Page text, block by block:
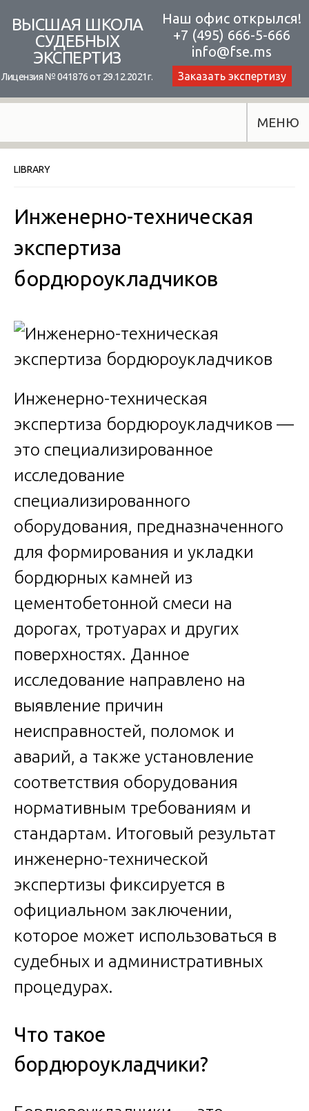
content
ВЫСШАЯ ШКОЛА
СУДЕБНЫХ
ЭКСПЕРТИЗ
Лицензия № 041876 от 29.12.2021г.
Наш офис открылся!
+7 (495) 666-5-666
info@fse.ms
Заказать экспертизу
МЕНЮ
LIBRARY
Инженерно-техническая
экспертиза
бордюроукладчиков
Инженерно-техническая
экспертиза бордюроукладчиков —
это специализированное
исследование
специализированного
оборудования, предназначенного
для формирования и укладки
бордюрных камней из
цементобетонной смеси на
дорогах, тротуарах и других
поверхностях. Данное
исследование направлено на
выявление причин
неисправностей, поломок и
аварий, а также установление
соответствия оборудования
нормативным требованиям и
стандартам. Итоговый результат
инженерно-технической
экспертизы фиксируется в
официальном заключении,
которое может использоваться в
судебных и административных
процедурах.
Что такое
бордюроукладчики?